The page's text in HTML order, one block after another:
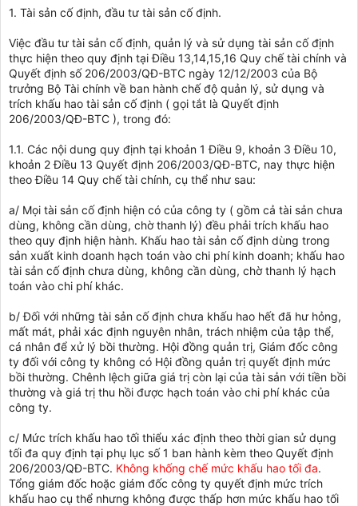
1. Tài sản cố định, đầu tư tài sản cố định.
Việc đầu tư tài sản cố định, quản lý và sử dụng tài sản cố định
thực hiện theo quy định tại Điều 13,14,15,16 Quy chế tài chính và
Quyết định số 206/2003/QĐ-BTC ngày 12/12/2003 của Bộ
trưởng Bộ Tài chính về ban hành chế độ quản lý, sử dụng và
trích khấu hao tài sản cố định ( gọi tắt là Quyết định
206/2003/QĐ-BTC ), trong đó:
1.1. Các nội dung quy định tại khoản 1 Điều 9, khoản 3 Điều 10,
khoản 2 Điều 13 Quyết định 206/2003/QĐ-BTC, nay thực hiện
theo Điều 14 Quy chế tài chính, cụ thể như sau:
a/ Mọi tài sản cố định hiện có của công ty ( gồm cả tài sản chưa
dùng, không cần dùng, chờ thanh lý) đều phải trích khấu hao
theo quy định hiện hành. Khấu hao tài sản cố định dùng trong
sản xuất kinh doanh hạch toán vào chi phí kinh doanh; khấu hao
tài sản cố định chưa dùng, không cần dùng, chờ thanh lý hạch
toán vào chi phí khác.
b/ Đối với những tài sản cố định chưa khấu hao hết đã hư hỏng,
mất mát, phải xác định nguyên nhân, trách nhiệm của tập thể,
cá nhân để xử lý bồi thường. Hội đồng quản trị, Giám đốc công
ty đối với công ty không có Hội đồng quản trị quyết định mức
bồi thường. Chênh lệch giữa giá trị còn lại của tài sản với tiền bồi
thường và giá trị thu hồi được hạch toán vào chi phí khác của
công ty.
c/ Mức trích khấu hao tối thiểu xác định theo thời gian sử dụng
tối đa quy định tại phụ lục số 1 ban hành kèm theo Quyết định
206/2003/QĐ-BTC. Không khống chế mức khấu hao tối đa.
Tổng giám đốc hoặc giám đốc công ty quyết định mức trích
khấu hao cụ thể nhưng không được thấp hơn mức khấu hao tối